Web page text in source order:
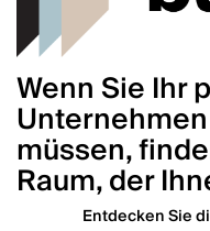
Wenn Sie Ihr
müssen,
Raum, der
Entdecken Sie